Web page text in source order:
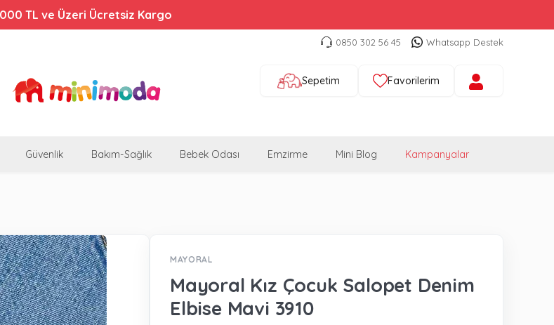
TL ve Üzeri Ücretsiz Kargo
0850 302 56 45 Whatsapp Destek
Sepetim Favorilerim
Güvenlik Bakım-Sağlık Bebek Odası Emzirme Mini Blog Kampanyalar
MAYORAL
Mayoral Kız Çocuk Salopet Denim
Elbise Mavi 3910